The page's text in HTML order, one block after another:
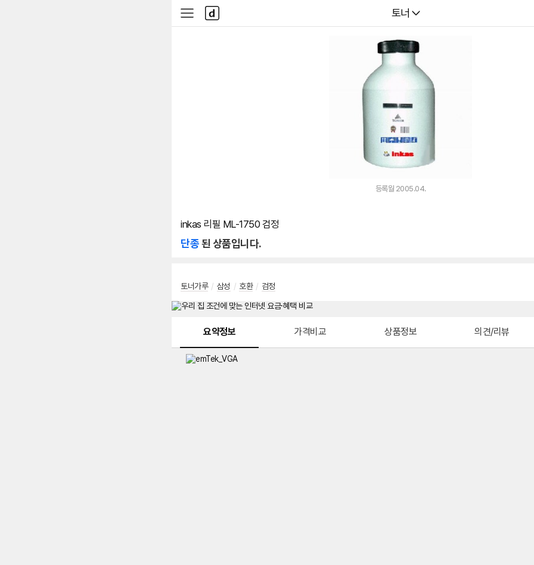
다나와
토너
사
이
다
나
와
등록월 2005.04.
inkas 리필 ML-1750 검정
단종된 상품입니다.
토너가루 / 삼성 / 호환 / 검정
요약정보 가격비교 상품정보 의견/리뷰